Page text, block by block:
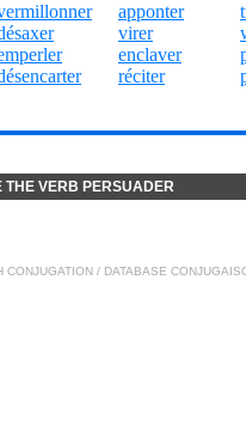
apponter
virer
enclaver
réciter
THE VERB PERSUADER
CONJUGATION / DATABASE